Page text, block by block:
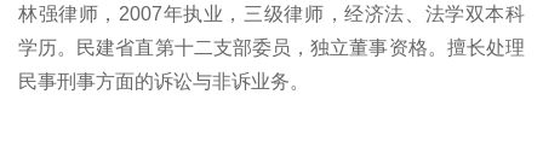
林强律师，2007年执业，三级律师，经济法、法学双本科
学历。民建省直第十二支部委员，独立董事资格。擅长处理
民事刑事方面的诉讼与非诉业务。